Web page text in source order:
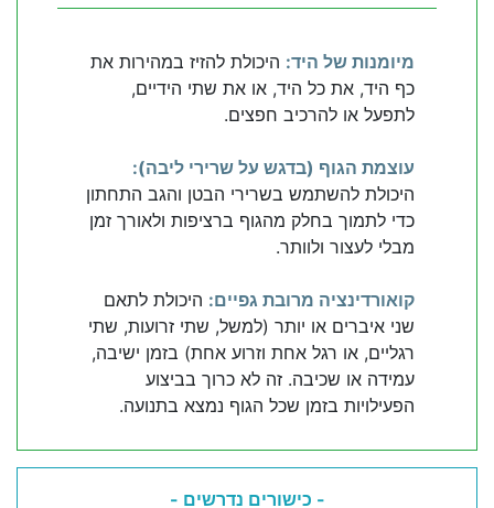
מיומנות של היד: היכולת להזיז במהירות את
כף היד, את כל היד, או את שתי הידיים,
לתפעל או להרכיב חפצים.
עוצמת הגוף (בדגש על שרירי ליבה):
היכולת להשתמש בשרירי הבטן והגב התחתון
כדי לתמוך בחלק מהגוף ברציפות ולאורך זמן
מבלי לעצור ולוותר.
קואורדינציה מרובת גפיים: היכולת לתאם
שני איברים או יותר (למשל, שתי זרועות, שתי
רגליים, או רגל אחת וזרוע אחת) בזמן ישיבה,
עמידה או שכיבה. זה לא כרוך בביצוע
הפעילויות בזמן שכל הגוף נמצא בתנועה.
- כישורים נדרשים -